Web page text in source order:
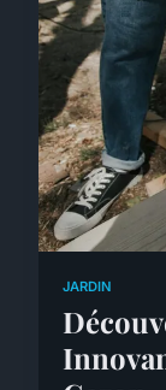
JARDIN